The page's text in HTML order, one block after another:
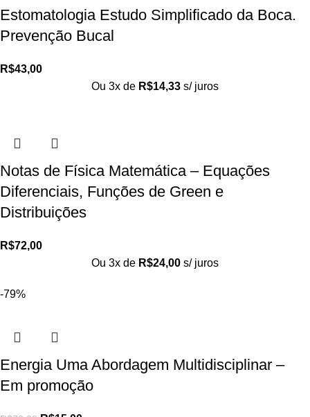
Estomatologia Estudo Simplificado da Boca.
Prevenção Bucal
R$43,00
Ou 3x de R$14,33 s/ juros
Notas de Física Matemática – Equações
Diferenciais, Funções de Green e
Distribuições
R$72,00
Ou 3x de R$24,00 s/ juros
-79%
Energia Uma Abordagem Multidisciplinar –
Em promoção